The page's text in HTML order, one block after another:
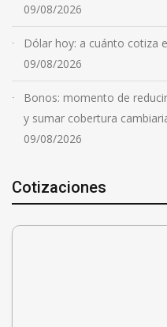
09/08/2026
Dólar hoy: a cuánto cotiza
09/08/2026
Bonos: momento de
y sumar cobertura
09/08/2026
Cotizaciones